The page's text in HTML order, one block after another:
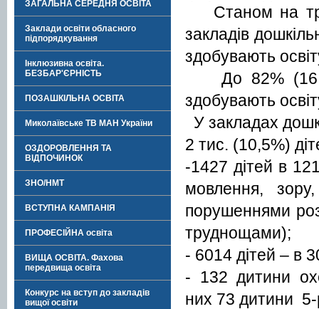
ЗАГАЛЬНА СЕРЕДНЯ ОСВІТА
Заклади освіти обласного
підпорядкування
Інклюзивна освіта.
БЕЗБАР'ЄРНІСТЬ
ПОЗАШКІЛЬНА ОСВІТА
Миколаївське ТВ МАН України
ОЗДОРОВЛЕННЯ ТА
ВІДПОЧИНОК
ЗНО/НМТ
ВСТУПНА КАМПАНІЯ
ПРОФЕСІЙНА освіта
ВИЩА ОСВІТА. Фахова
передвища освіта
Конкурс на вступ до закладів
вищої освіти
Станом на
закладів
здобувають
До 82% (16,2
здобувають
У закладах
2 тис. (10,5%)
-1427 дітей в
мовлення,
порушеннями
труднощами);
- 6014 дітей – в
- 132 дитини
них 73 дитини 5-